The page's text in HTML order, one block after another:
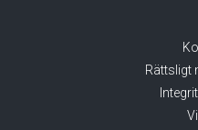
Rättsligt